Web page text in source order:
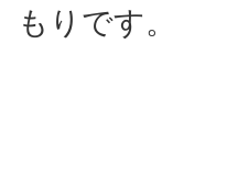
もりです。